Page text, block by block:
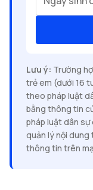
Lưu ý: Trường
trẻ em (dưới 16
theo pháp luật
bằng thông tin
pháp luật dân
quản lý nội dung
thông tin trên